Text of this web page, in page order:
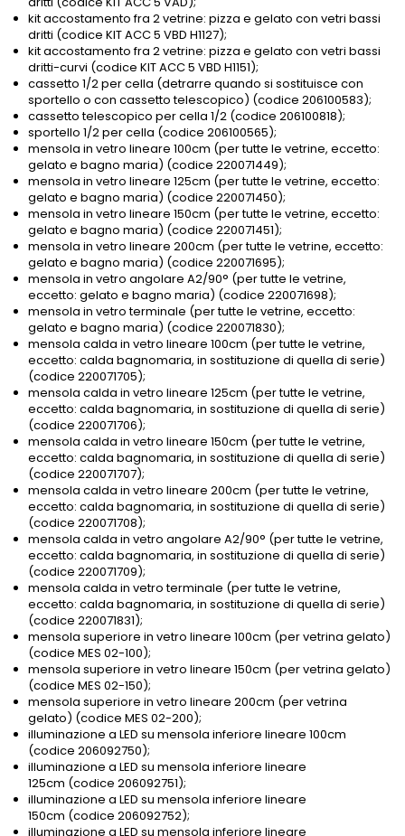
kit accostamento fra 2 vetrine: pizza e gelato con vetri bassi
dritti (codice KIT ACC 5 VBD H1127);
kit accostamento fra 2 vetrine: pizza e gelato con vetri bassi
dritti-curvi (codice KIT ACC 5 VBD H1151);
cassetto 1/2 per cella (detrarre quando si sostituisce con
sportello o con cassetto telescopico) (codice 206100583);
cassetto telescopico per cella 1/2 (codice 206100818);
sportello 1/2 per cella (codice 206100565);
mensola in vetro lineare 100cm (per tutte le vetrine, eccetto:
gelato e bagno maria) (codice 220071449);
mensola in vetro lineare 125cm (per tutte le vetrine, eccetto:
gelato e bagno maria) (codice 220071450);
mensola in vetro lineare 150cm (per tutte le vetrine, eccetto:
gelato e bagno maria) (codice 220071451);
mensola in vetro lineare 200cm (per tutte le vetrine, eccetto:
gelato e bagno maria) (codice 220071695);
mensola in vetro angolare A2/90° (per tutte le vetrine,
eccetto: gelato e bagno maria) (codice 220071698);
mensola in vetro terminale (per tutte le vetrine, eccetto:
gelato e bagno maria) (codice 220071830);
mensola calda in vetro lineare 100cm (per tutte le vetrine,
eccetto: calda bagnomaria, in sostituzione di quella di serie)
(codice 220071705);
mensola calda in vetro lineare 125cm (per tutte le vetrine,
eccetto: calda bagnomaria, in sostituzione di quella di serie)
(codice 220071706);
mensola calda in vetro lineare 150cm (per tutte le vetrine,
eccetto: calda bagnomaria, in sostituzione di quella di serie)
(codice 220071707);
mensola calda in vetro lineare 200cm (per tutte le vetrine,
eccetto: calda bagnomaria, in sostituzione di quella di serie)
(codice 220071708);
mensola calda in vetro angolare A2/90° (per tutte le vetrine,
eccetto: calda bagnomaria, in sostituzione di quella di serie)
(codice 220071709);
mensola calda in vetro terminale (per tutte le vetrine,
eccetto: calda bagnomaria, in sostituzione di quella di serie)
(codice 220071831);
mensola superiore in vetro lineare 100cm (per vetrina gelato)
(codice MES 02-100);
mensola superiore in vetro lineare 150cm (per vetrina gelato)
(codice MES 02-150);
mensola superiore in vetro lineare 200cm (per vetrina
gelato) (codice MES 02-200);
illuminazione a LED su mensola inferiore lineare 100cm
(codice 206092750);
illuminazione a LED su mensola inferiore lineare
125cm (codice 206092751);
illuminazione a LED su mensola inferiore lineare
150cm (codice 206092752);
illuminazione a LED su mensola inferiore lineare